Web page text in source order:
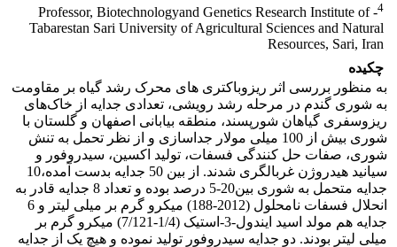
4
- Professor, Biotechnologyand Genetics Research Institute of
Tabarestan Sari University of Agricultural Sciences and Natural
Resources, Sari, Iran
چکیده
به منظور بررسی اثر ریزوباکتری های محرک رشد گیاه بر مقاومت
به شوری گندم در مرحله رشد رویشی، تعدادی جدایه از خاک‌های
ریزوسفری گیاهان شورپسند، منطقه بیابانی اصفهان و گلستان با
شوری بیش از 100 میلی مولار جداسازی و از نظر تحمل به تنش
شوری، صفات حل کنندگی فسفات، تولید اکسین، سیدروفور و
سیانید هیدروژن غربالگری شدند. از بین 50 جدایه بدست آمده،10
جدایه متحمل به شوری بین20-5 درصد بوده و تعداد 8 جدایه قادر به
انحلال فسفات نامحلول (2012-188) میکرو گرم بر میلی لیتر و 6
جدایه هم مولد اسید ایندول-3-استیک (1/4-7/121) میکرو گرم بر
میلی لیتر بودند. دو جدایه سیدروفور تولید نموده و هیچ یک از جدایه